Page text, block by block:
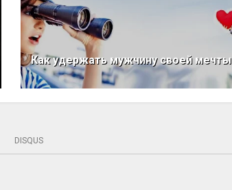
Как удержать мужчину своей мечты
DISQUS